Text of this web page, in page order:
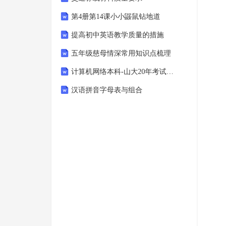
第4册第14课小小鼹鼠钻地道
提高初中英语教学质量的措施
五年级慈母情深常用知识点梳理
计算机网络本科-山大20年考试题库及答案
汉语拼音字母表与组合